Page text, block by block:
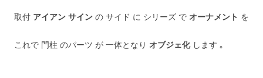
取付 アイアン サイン の サイド に シリーズ で オーナメント を
これで 門柱 のパーツ が 一体となり オブジェ化 します ｡